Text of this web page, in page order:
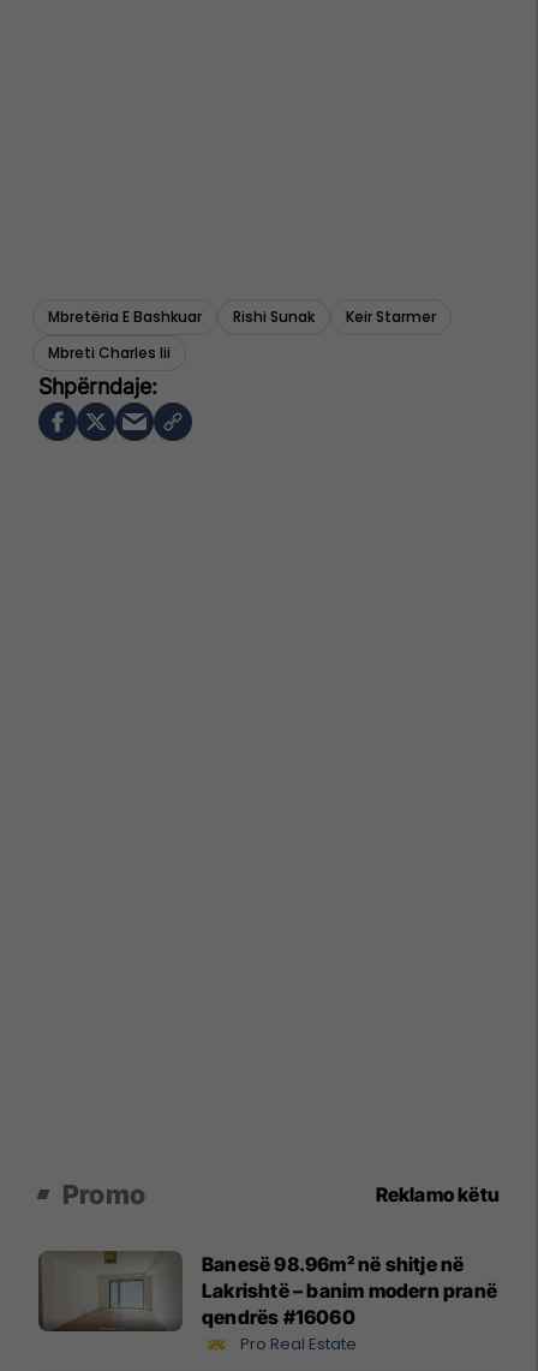
Mbretëria E Bashkuar Rishi Sunak
Keir Starmer
Mbreti Charles Iii
Promo Reklamo këtu
Banesë 98.96m² në shitje në
Lakrishtë – banim modern pranë
qendrës #16060
Pro Real Estate